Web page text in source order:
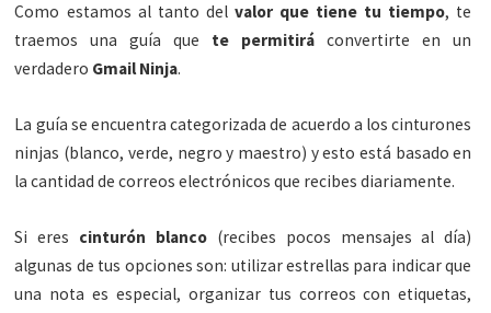
Como estamos al tanto del valor que tiene tu tiempo, te
traemos una guía que te permitirá convertirte en un
verdadero Gmail Ninja.
La guía se encuentra categorizada de acuerdo a los cinturones
ninjas (blanco, verde, negro y maestro) y esto está basado en
la cantidad de correos electrónicos que recibes diariamente.
Si eres cinturón blanco (recibes pocos mensajes al día)
algunas de tus opciones son: utilizar estrellas para indicar que
una nota es especial, organizar tus correos con etiquetas,